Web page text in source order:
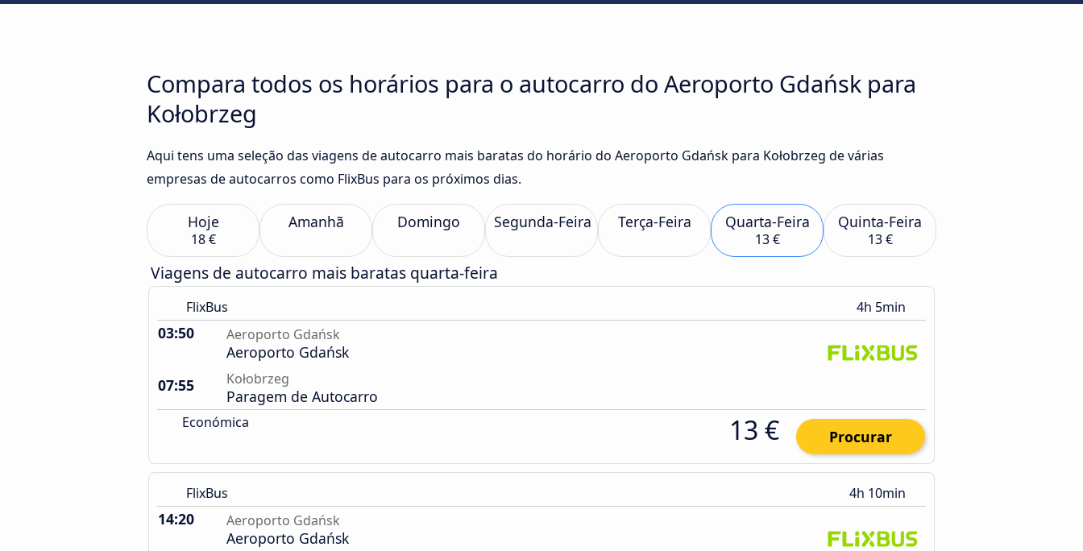
Compara todos os horários para o autocarro do Aeroporto Gdańsk para
Kołobrzeg
Aqui tens uma seleção das viagens de autocarro mais baratas do horário do Aeroporto Gdańsk para Kołobrzeg de várias
empresas de autocarros como FlixBus para os próximos dias.
Hoje
18 €
Amanhã Domingo Segunda-Feira Terça-Feira Quarta-Feira
13 €
Quinta-Feira
13 €
Viagens de autocarro mais baratas quarta-feira
FlixBus 4h 5min
03:50 Aeroporto Gdańsk
Aeroporto Gdańsk
07:55
Kołobrzeg
Paragem de Autocarro
Económica 13 € Procurar
FlixBus 4h 10min
14:20 Aeroporto Gdańsk
Aeroporto Gdańsk